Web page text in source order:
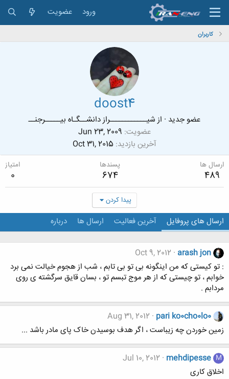
ورود عضویت
کاربران
doost4
عضو جدید · از شیــــــــــــراز دانشــگـاه بیـــــرجنــ
عضویت Jun 23, 2009
آخرین بازدید Oct 31, 2015
ارسال ها
489
پسندها
674
امتیاز
0
پیدا کردن
ارسال های پروفایل آخرین فعالیت ارسال ها درباره
arash jon
Oct 9, 2012
: تو کیستی که من اینگونه بی تو بی تابم ، شب از هجوم خیالت نمی برد
خوابم ، تو چیستی که از هر موج تبسم تو ، بسان قایق سرگشته ی روی
مردابم .
pari ko0cho0lo0
Aug 31, 2012
زمین خوردن چه زیباست ، اگر هدف بوسیدن خاک پای مادر باشد ...
M
mehdipesse
Jul 10, 2012
اخلاق کاری